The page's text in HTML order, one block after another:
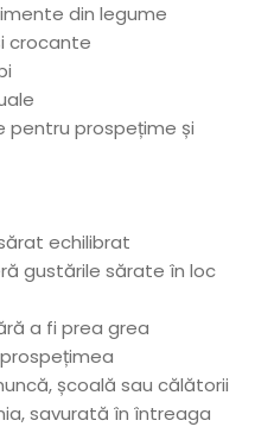
din legume
crocante
pentru prospețime și
echilibrat
gustările sărate în loc
a fi prea grea
școală sau călătorii
savurată în întreaga